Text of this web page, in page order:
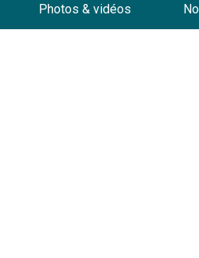
Photos & vidéos